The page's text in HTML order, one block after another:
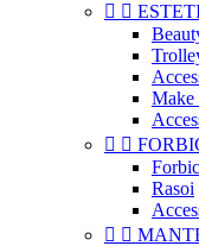
 
Make
 
Rasoi
 